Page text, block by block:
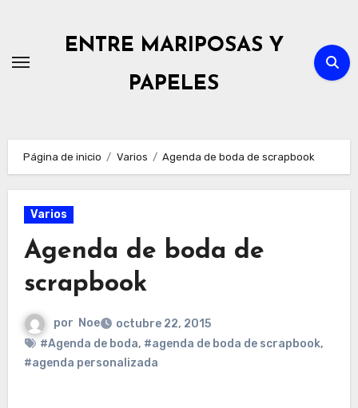
contenido
ENTRE MARIPOSAS Y
PAPELES
Página de inicio Varios Agenda de boda de scrapbook
Varios
Agenda de boda de
scrapbook
por Noe
octubre 22, 2015
#Agenda de boda, #agenda de boda de scrapbook,
#agenda personalizada